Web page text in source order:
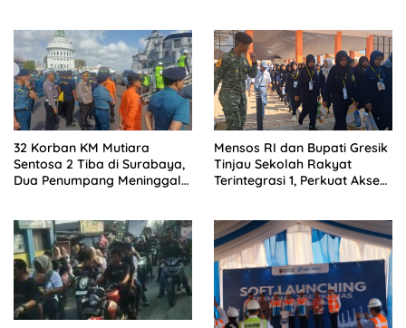
32 Korban KM Mutiara
Sentosa 2 Tiba di Surabaya,
Dua Penumpang Meninggal
Mensos RI dan Bupati Gresik
Tinjau Sekolah Rakyat
Terintegrasi 1, Perkuat Akses